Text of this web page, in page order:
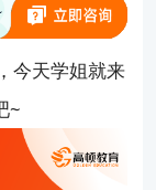
今天学姐就来
~